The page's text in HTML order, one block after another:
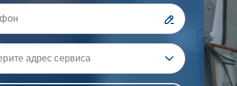
Выберите адрес сервиса